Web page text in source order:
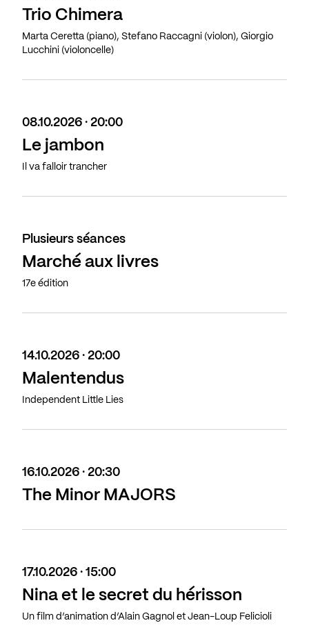
Trio Chimera
Marta Ceretta (piano), Stefano Raccagni (violon), Giorgio
Lucchini (violoncelle)
08.10.2026 · 20:00
Le jambon
Il va falloir trancher
Plusieurs séances
Marché aux livres
17e édition
14.10.2026 · 20:00
Malentendus
Independent Little Lies
16.10.2026 · 20:30
The Minor MAJORS
17.10.2026 · 15:00
Nina et le secret du hérisson
Un film d’animation d’Alain Gagnol et Jean-Loup Felicioli